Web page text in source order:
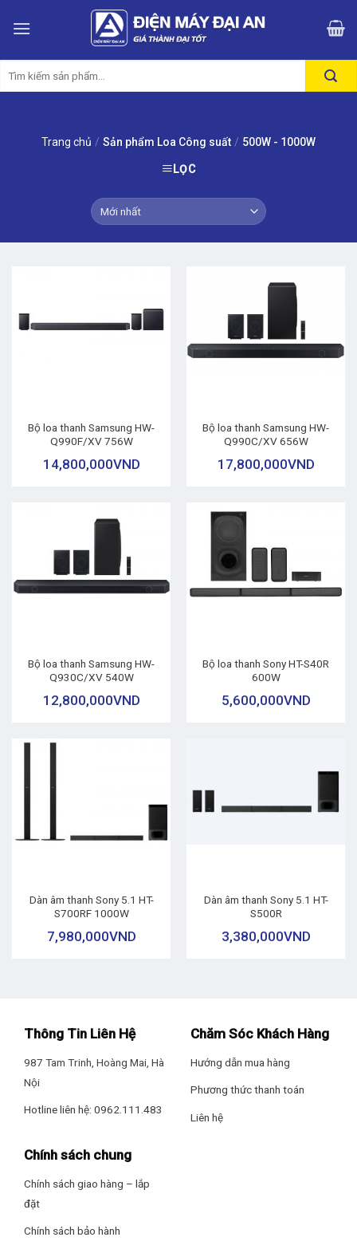
kiếm:
Trang chủ / Sản phẩm Loa Công suất / 500W - 1000W
LỌC
Bộ loa thanh Samsung HW-
Q990F/XV 756W
14,800,000VND
Bộ loa thanh Samsung HW-
Q990C/XV 656W
17,800,000VND
Bộ loa thanh Samsung HW-
Q930C/XV 540W
12,800,000VND
Bộ loa thanh Sony HT-S40R
600W
5,600,000VND
Dàn âm thanh Sony 5.1 HT-
S700RF 1000W
7,980,000VND
Dàn âm thanh Sony 5.1 HT-
S500R
3,380,000VND
Thông Tin Liên Hệ
987 Tam Trinh, Hoàng Mai, Hà
Nội
Hotline liên hệ: 0962.111.483
Chăm Sóc Khách Hàng
Hướng dẫn mua hàng
Phương thức thanh toán
Liên hệ
Chính sách chung
Chính sách giao hàng – lắp
đặt
Chính sách bảo hành